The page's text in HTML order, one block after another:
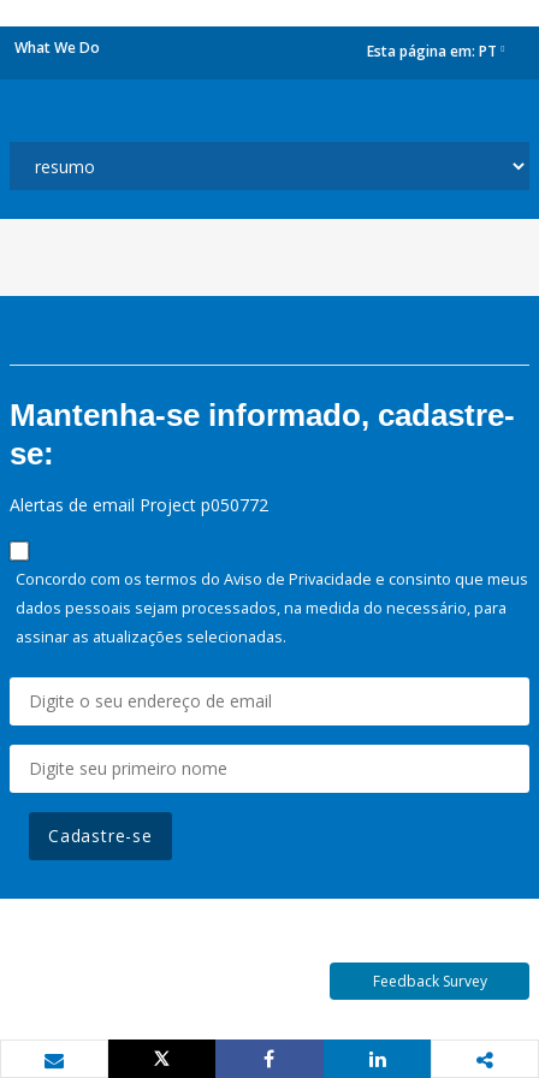
What We Do Esta página em: PT
Mantenha-se informado, cadastre-
se:
Alertas de email Project p050772
Concordo com os termos do Aviso de Privacidade e consinto que meus
dados pessoais sejam processados, na medida do necessário, para
assinar as atualizações selecionadas.
Cadastre-se
Feedback Survey